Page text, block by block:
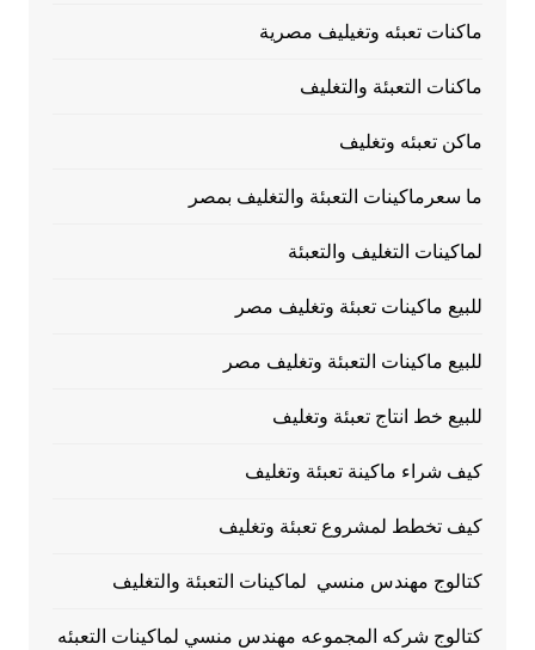
ماكنات تعبئه وتغيليف مصرية
ماكنات التعبئة والتغليف
ماكن تعبئه وتغليف
ما سعرماكينات التعبئة والتغليف بمصر
لماكينات التغليف والتعبئة
للبيع ماكينات تعبئة وتغليف مصر
للبيع ماكينات التعبئة وتغليف مصر
للبيع خط انتاج تعبئة وتغليف
كيف شراء ماكينة تعبئة وتغليف
كيف تخطط لمشروع تعبئة وتغليف
كتالوج مهندس منسي لماكينات التعبئة والتغليف
كتالوج شركه المجموعه مهندس منسي لماكينات التعبئه